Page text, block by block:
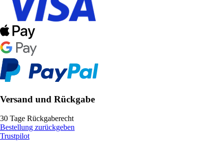
Versand und Rückgabe
30 Tage Rückgaberecht
Bestellung zurückgeben
Trustpilot